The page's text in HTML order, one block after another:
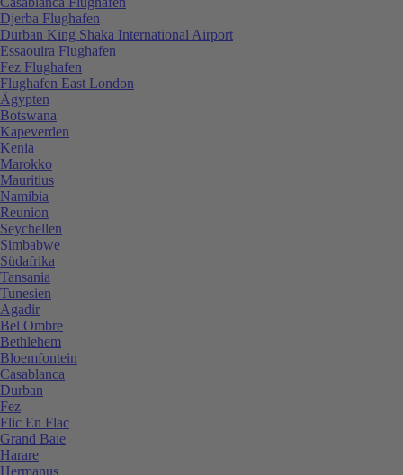
Djerba Flughafen
Durban King Shaka International Airport
Essaouira Flughafen
Fez Flughafen
Flughafen East London
Ägypten
Botswana
Kapeverden
Kenia
Marokko
Mauritius
Namibia
Reunion
Seychellen
Simbabwe
Südafrika
Tansania
Tunesien
Agadir
Bel Ombre
Bethlehem
Bloemfontein
Casablanca
Durban
Fez
Flic En Flac
Grand Baie
Harare
Hermanus